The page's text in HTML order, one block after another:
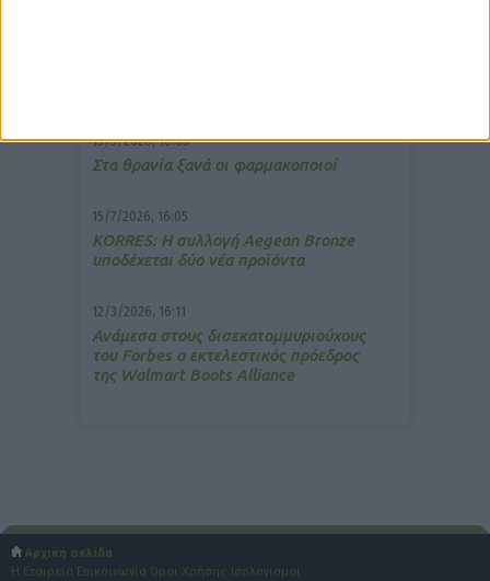
13/3/2026, 16:05
Στα θρανία ξανά οι φαρμακοποιοί
15/7/2026, 16:05
ΚΟRRES: Η συλλογή Aegean Bronze
υποδέχεται δύο νέα προϊόντα
12/3/2026, 16:11
Ανάμεσα στους δισεκατομμυριούχους
του Forbes o εκτελεστικός πρόεδρος
της Walmart Boots Alliance
Αρχική σελίδα
Η Εταιρεία Επικοινωνία Όροι Χρήσης Ισολογισμοί